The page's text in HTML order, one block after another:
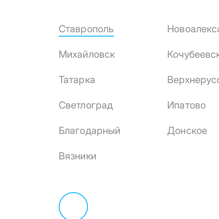
Ставрополь
Михайловск
Татарка
Светлоград Ипатово
Благодарный Донское
Вязники